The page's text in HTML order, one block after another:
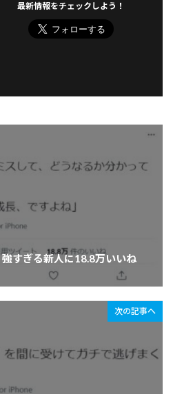
最新情報をチェックしよう！
すぎる新人に18.8万いいね
次の記事へ